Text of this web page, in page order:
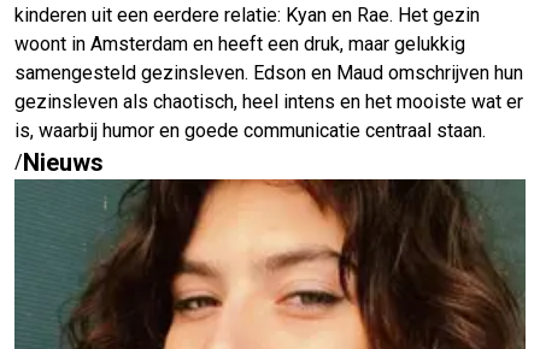
kinderen uit een eerdere relatie: Kyan en Rae. Het gezin
woont in Amsterdam en heeft een druk, maar gelukkig
samengesteld gezinsleven. Edson en Maud omschrijven hun
gezinsleven als chaotisch, heel intens en het mooiste wat er
is, waarbij humor en goede communicatie centraal staan.
/Nieuws